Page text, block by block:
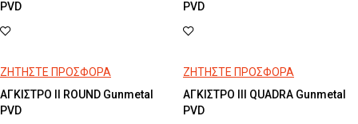
PVD
PVD
ΖΗΤΗΣΤΕ ΠΡΟΣΦΟΡΑ
ΑΓΚΙΣΤΡΟ II ROUND Gunmetal
PVD
ΖΗΤΗΣΤΕ ΠΡΟΣΦΟΡΑ
ΑΓΚΙΣΤΡΟ III QUADRA Gunmetal
PVD